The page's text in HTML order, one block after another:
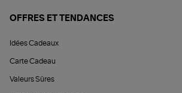
OFFRES ET TENDANCES
Idées Cadeaux
Carte Cadeau
Valeurs Sûres